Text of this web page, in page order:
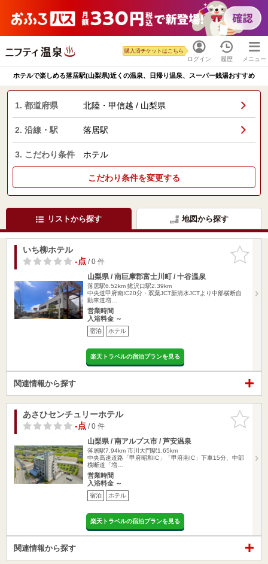
ログイン
購入済チケットはこちら
履歴 メニュー
ホテルで楽しめる落居駅(山梨県)近くの温泉、日帰り温泉、スーパー銭湯おすすめ
1. 都道府県 北陸・甲信越 / 山梨県
2. 沿線・駅 落居駅
3. こだわり条件 ホテル
こだわり条件を変更する
リストから探す 地図から探す
お気に入
りに追加
いち柳ホテル
-点/ 0 件
山梨県 / 南巨摩郡富士川町 / 十谷温泉
落居駅6.52km 鰍沢口駅2.39km
中央道甲府南IC20分・双葉JCT新清水JCTより中部横断自
動車道増…
営業時間
入浴料金 ～
宿泊 ホテル
楽天トラベルの宿泊プランを見る
関連情報から探す
お気に入
りに追加
あさひセンチュリーホテル
-点/ 0 件
山梨県 / 南アルプス市 / 芦安温泉
落居駅7.94km 市川大門駅1.65km
中央高速道路「甲府昭和IC」「甲府南IC」下車15分、中部
横断道「増…
営業時間
入浴料金 ～
宿泊 ホテル
楽天トラベルの宿泊プランを見る
関連情報から探す